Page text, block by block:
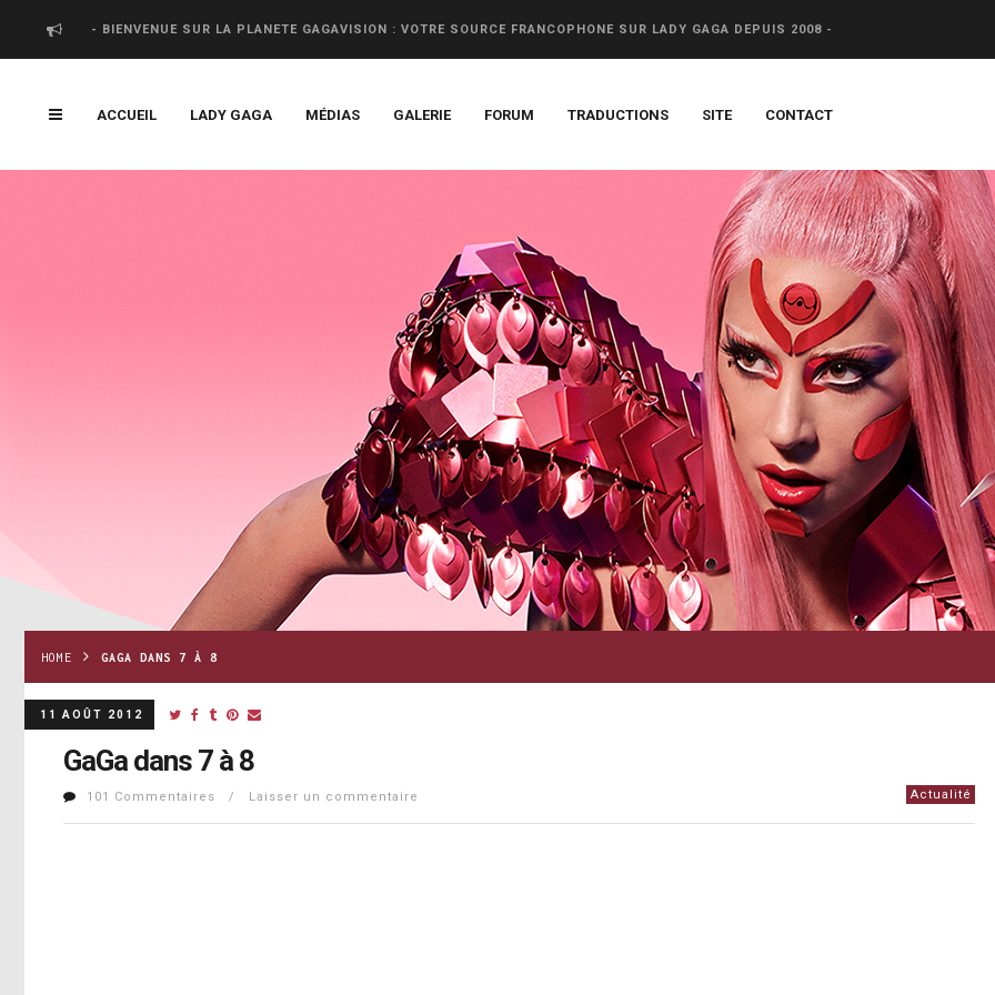
- BIENVENUE SUR LA PLANETE GAGAVISION : VOTRE SOURCE FRANCOPHONE SUR LADY GAGA DEPUIS 2008 -
ACCUEIL LADY GAGA MÉDIAS GALERIE FORUM TRADUCTIONS SITE CONTACT
HOME GAGA DANS 7 À 8
11 AOÛT 2012
GaGa dans 7 à 8
101 Commentaires / Laisser un commentaire Actualité